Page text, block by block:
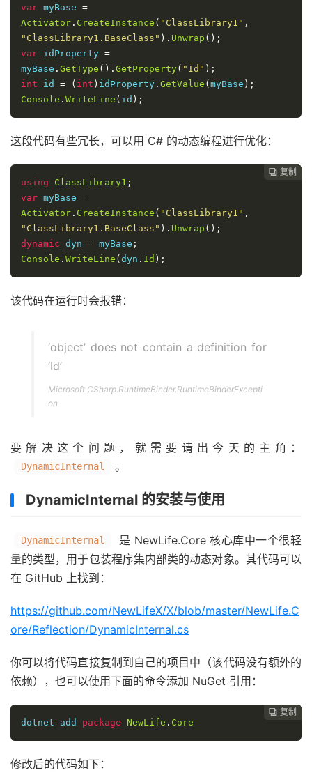
var myBase =
Activator . CreateInstance ( "ClassLibrary1" ,
"ClassLibrary1.BaseClass" ). Unwrap ();
var idProperty =
myBase . GetType (). GetProperty( "Id" );
int id = ( int ) idProperty . GetValue ( myBase );
Console . WriteLine ( id );
这段代码有些冗长，可以用 C# 的动态编程进行优化：
 复制
 复制
 复制
 复制
 复制
using
ClassLibrary1 ;
var myBase =
Activator . CreateInstance ( "ClassLibrary1" ,
"ClassLibrary1.BaseClass" ). Unwrap ();
dynamic dyn = myBase ;
Console . WriteLine ( dyn . Id );
该代码在运行时会报错：
‘object’ does not contain a definition for
‘Id’
Microsoft.CSharp.RuntimeBinder.RuntimeBinderExcepti
on
要解决这个问题，就需要请出今天的主角：
DynamicInternal 。
DynamicInternal 的安装与使用
DynamicInternal
是 NewLife.Core 核心库中一个很轻
量的类型，用于包装程序集内部类的动态对象。其代码可以
在 GitHub 上找到：
https://github.com/NewLifeX/X/blob/master/NewLife.C
ore/Reflection/DynamicInternal.cs
你可以将代码直接复制到自己的项目中（该代码没有额外的
依赖），也可以使用下面的命令添加 NuGet 引用：
 复制
 复制
 复制
 复制
dotnet add package NewLife . Core
修改后的代码如下：